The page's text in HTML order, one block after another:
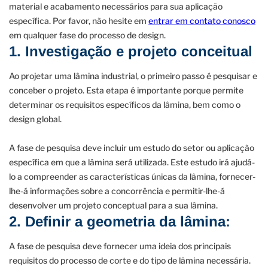
material e acabamento necessários para sua aplicação
específica. Por favor, não hesite em entrar em contato conosco
em qualquer fase do processo de design.
1. Investigação e projeto conceitual
Ao projetar uma lâmina industrial, o primeiro passo é pesquisar e
conceber o projeto. Esta etapa é importante porque permite
determinar os requisitos específicos da lâmina, bem como o
design global.
A fase de pesquisa deve incluir um estudo do setor ou aplicação
específica em que a lâmina será utilizada. Este estudo irá ajudá-
lo a compreender as características únicas da lâmina, fornecer-
lhe-á informações sobre a concorrência e permitir-lhe-á
desenvolver um projeto conceptual para a sua lâmina.
2. Definir a geometria da lâmina:
A fase de pesquisa deve fornecer uma ideia dos principais
requisitos do processo de corte e do tipo de lâmina necessária.